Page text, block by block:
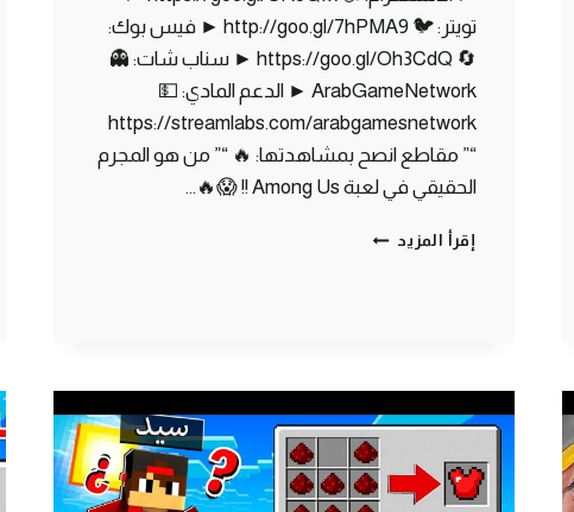
تويتر: 🐦 http://goo.gl/7hPMA9 ► فيس بوك:
🔄 https://goo.gl/Oh3CdQ ► سناب شات: 👻
ArabGameNetwork ► الدعم المادي: 💵
https://streamlabs.com/arabgamesnetwork
“” مقاطع انصح بمشاهدتها: 🔥 “” من هو المجرم
الحقيقي في لعبة Among Us !! 😱🔥…
إقرأ المزيد ماين
اخيراً
|
MINECRAFT
!!